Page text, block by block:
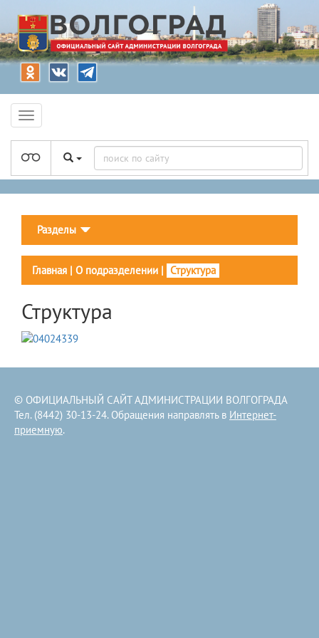
Разделы
Главная | О подразделении | Структура
Структура
© ОФИЦИАЛЬНЫЙ САЙТ АДМИНИСТРАЦИИ ВОЛГОГРАДА
Тел. (8442) 30-13-24. Обращения направлять в Интернет-
приемную.